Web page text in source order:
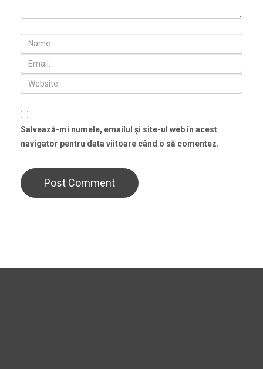
Salvează-mi numele, emailul și site-ul web în acest
navigator pentru data viitoare când o să comentez.